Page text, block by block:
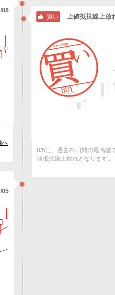
06
へ
買い 上値抵抗線上放
8/5に、過去20日間の最高値
値抵抗線上放れとなります。
05